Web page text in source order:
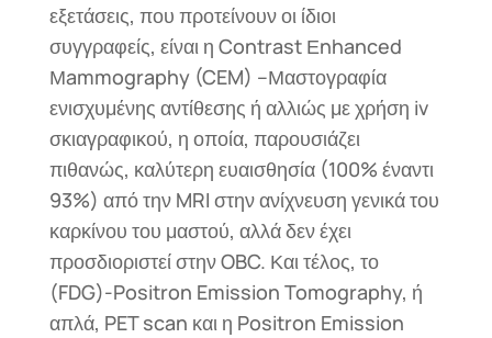
εξετάσεις, που προτείνουν οι ίδιοι
συγγραφείς, είναι η Contrast Εnhanced
Μammography (CEM) –Μαστογραφία
ενισχυμένης αντίθεσης ή αλλιώς με χρήση iv
σκιαγραφικού, η οποία, παρουσιάζει
πιθανώς, καλύτερη ευαισθησία (100% έναντι
93%) από την MRI στην ανίχνευση γενικά του
καρκίνου του μαστού, αλλά δεν έχει
προσδιοριστεί στην OBC. Και τέλος, το
(FDG)-Positron Emission Tomography, ή
απλά, PET scan και η Positron Emission